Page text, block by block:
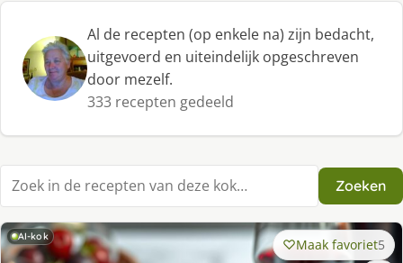
Al de recepten (op enkele na) zijn bedacht,
uitgevoerd en uiteindelijk opgeschreven
door mezelf.
333 recepten gedeeld
Zoek in recepten Zoeken
AI-kok Maak favoriet5